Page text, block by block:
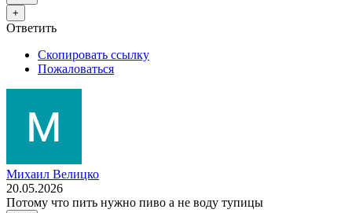
+
Ответить
Скопировать ссылку
Пожаловаться
Михаил Велицко
20.05.2026
Потому что пить нужно пиво а не воду тупицы